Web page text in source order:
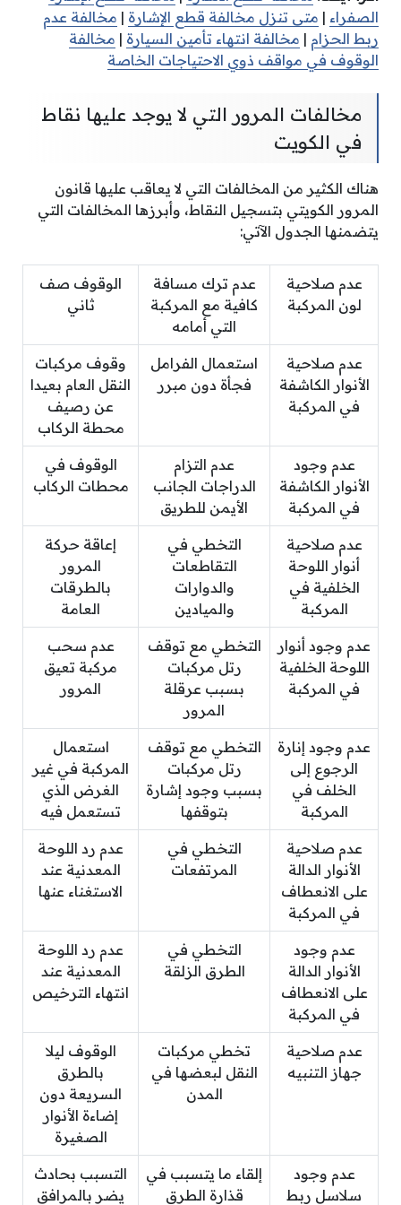
الصفراء | متى تنزل مخالفة قطع الإشارة | مخالفة عدم
ربط الحزام | مخالفة انتهاء تأمين السيارة | مخالفة
الوقوف في مواقف ذوي الاحتياجات الخاصة
مخالفات المرور التي لا يوجد عليها نقاط
في الكويت
هناك الكثير من المخالفات التي لا يعاقب عليها قانون
المرور الكويتي بتسجيل النقاط، وأبرزها المخالفات التي
يتضمنها الجدول الآتي:
عدم صلاحية
لون المركبة
عدم ترك مسافة
كافية مع المركبة
التي أمامه
الوقوف صف
ثاني
عدم صلاحية
الأنوار الكاشفة
في المركبة
استعمال الفرامل
فجأة دون مبرر
وقوف مركبات
النقل العام بعيدا
عن رصيف
محطة الركاب
عدم وجود
الأنوار الكاشفة
في المركبة
عدم التزام
الدراجات الجانب
الأيمن للطريق
الوقوف في
محطات الركاب
عدم صلاحية
أنوار اللوحة
الخلفية في
المركبة
التخطي في
التقاطعات
والدوارات
والميادين
إعاقة حركة
المرور
بالطرقات
العامة
عدم وجود أنوار
اللوحة الخلفية
في المركبة
التخطي مع توقف
رتل مركبات
بسبب عرقلة
المرور
عدم سحب
مركبة تعيق
المرور
عدم وجود إنارة
الرجوع إلى
الخلف في
المركبة
التخطي مع توقف
رتل مركبات
بسبب وجود إشارة
بتوقفها
استعمال
المركبة في غير
الغرض الذي
تستعمل فيه
عدم صلاحية
الأنوار الدالة
على الانعطاف
في المركبة
التخطي في
المرتفعات
عدم رد اللوحة
المعدنية عند
الاستغناء عنها
عدم وجود
الأنوار الدالة
على الانعطاف
في المركبة
التخطي في
الطرق الزلقة
عدم رد اللوحة
المعدنية عند
انتهاء الترخيص
عدم صلاحية
جهاز التنبيه
تخطي مركبات
النقل لبعضها في
المدن
الوقوف ليلا
بالطرق
السريعة دون
إضاءة الأنوار
الصغيرة
عدم وجود
سلاسل ربط
إلقاء ما يتسبب في
قذارة الطرق
التسبب بحادث
يضر بالمرافق